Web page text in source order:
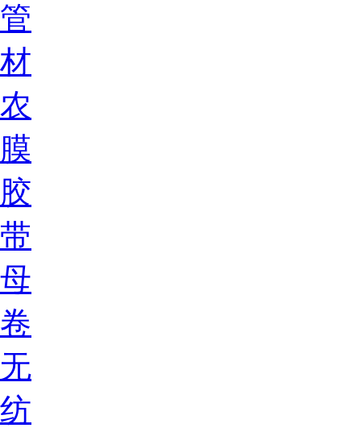
管
材
农
膜
胶
带
母
卷
无
纺